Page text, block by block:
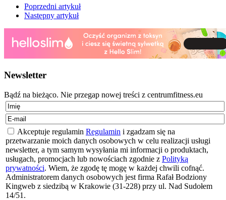
Poprzedni artykuł
Następny artykuł
Newsletter
Bądź na bieżąco. Nie przegap nowej treści z centrumfitness.eu
Akceptuje regulamin Regulamin i zgadzam się na
przetwarzanie moich danych osobowych w celu realizacji usługi
newsletter, a tym samym wysyłania mi informacji o produktach,
usługach, promocjach lub nowościach zgodnie z Polityką
prywatności. Wiem, że zgodę tę mogę w każdej chwili cofnąć.
Administratorem danych osobowych jest firma Rafał Bodziony
Kingweb z siedzibą w Krakowie (31-228) przy ul. Nad Sudołem
14/51.